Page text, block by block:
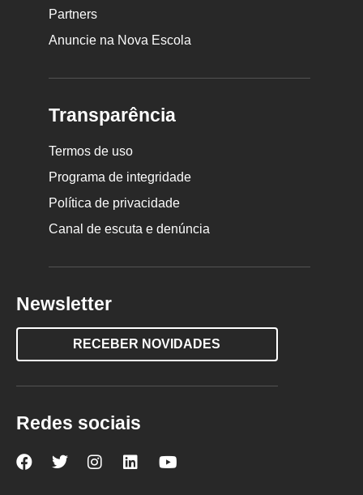
Partners
Anuncie na Nova Escola
Transparência
Termos de uso
Programa de integridade
Política de privacidade
Canal de escuta e denúncia
Newsletter
RECEBER NOVIDADES
Redes sociais
NovaNova Nova Nova